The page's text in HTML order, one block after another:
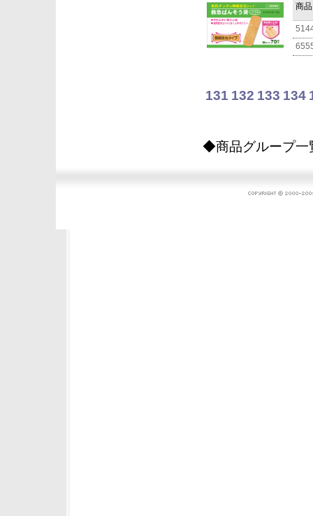
商
131 132 133 134
◆商品グループ一